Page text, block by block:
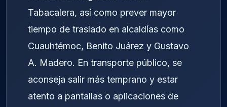
Tabacalera, así como prever mayor
tiempo de traslado en alcaldías como
Cuauhtémoc, Benito Juárez y Gustavo
A. Madero. En transporte público, se
aconseja salir más temprano y estar
atento a pantallas o aplicaciones de